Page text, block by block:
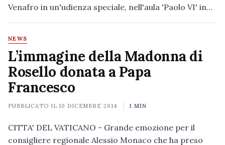
Venafro in un'udienza speciale, nell'aula 'Paolo VI' in…
NEWS
L’immagine della Madonna di
Rosello donata a Papa
Francesco
PUBBLICATO IL10 DICEMBRE 2014 1 MIN
CITTA' DEL VATICANO - Grande emozione per il
consigliere regionale Alessio Monaco che ha preso